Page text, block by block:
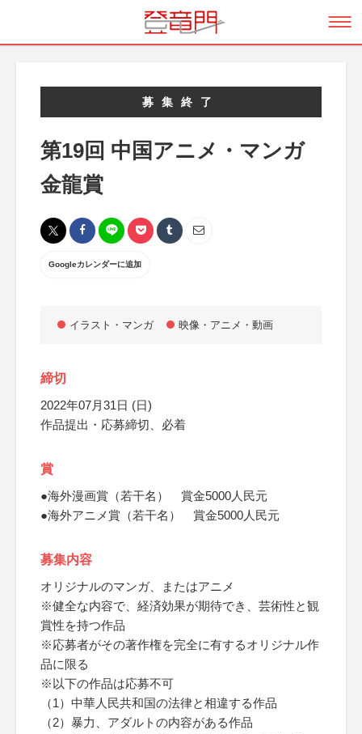
募集終了
第19回 中国アニメ・マンガ
金龍賞
Googleカレンダーに追加
イラスト・マンガ 映像・アニメ・動画
締切
2022年07月31日 (日)
作品提出・応募締切、必着
賞
●海外漫画賞（若干名） 賞金5000人民元
●海外アニメ賞（若干名） 賞金5000人民元
募集内容
オリジナルのマンガ、またはアニメ
※健全な内容で、経済効果が期待でき、芸術性と観
賞性を持つ作品
※応募者がその著作権を完全に有するオリジナル作
品に限る
※以下の作品は応募不可
（1）中華人民共和国の法律と相違する作品
（2）暴力、アダルトの内容がある作品